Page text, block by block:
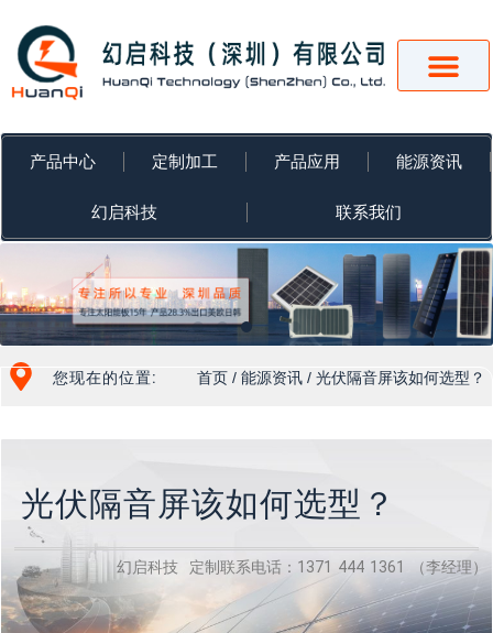
容
产品中心 定制加工 产品应用 能源资讯
幻启科技 联系我们
您现在的位置: 首页 /能源资讯 / 光伏隔音屏该如何选型？
光伏隔音屏该如何选型？
幻启科技 定制联系电话：1371 444 1361 （李经理）